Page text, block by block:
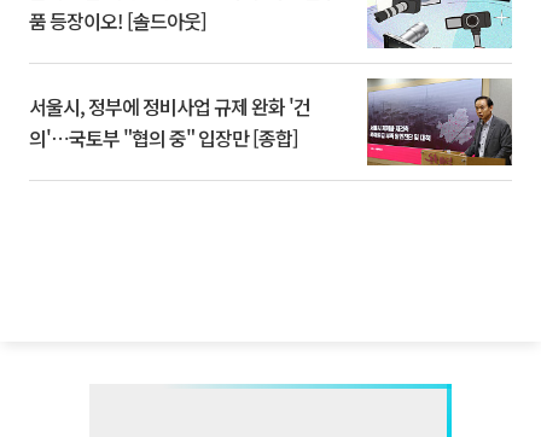
품 등장이오! [솔드아웃]
서울시, 정부에 정비사업 규제 완화 '건
의'⋯국토부 "협의 중" 입장만 [종합]